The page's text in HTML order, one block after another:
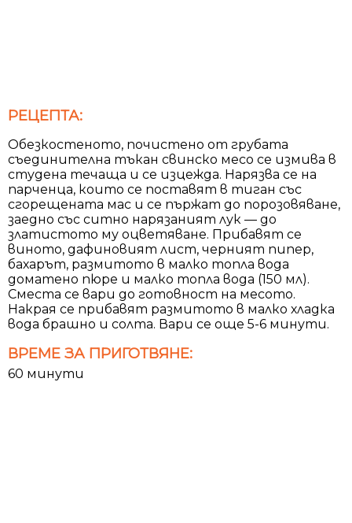
РЕЦЕПТА:
Обезкостеното, почистено от грубата
съединителна тъкан свинско месо се измива в
студена течаща и се изцежда. Нарязва се на
парченца, които се поставят в тиган със
сгорещената мас и се пържат до порозовяване,
заедно със ситно нарязаният лук — до
златистото му оцветяване. Прибавят се
виното, дафиновият лист, черният пипер,
бахарът, размитото в малко топла вода
доматено пюре и малко топла вода (150 мл).
Сместа се вари до готовност на месото.
Накрая се прибавят размитото в малко хладка
вода брашно и солта. Вари се още 5-6 минути.
ВРЕМЕ ЗА ПРИГОТВЯНЕ:
60 минути